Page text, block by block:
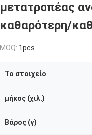
μετατροπέας
καθαρότερη/
MOQ: 1pcs
Το στοιχείο
μήκος (χιλ.)
Βάρος (γ)